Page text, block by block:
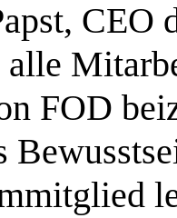
CEO
FOD